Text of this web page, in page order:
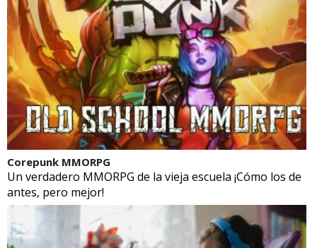
Corepunk MMORPG
Un verdadero MMORPG de la vieja escuela ¡Cómo los de
antes, pero mejor!